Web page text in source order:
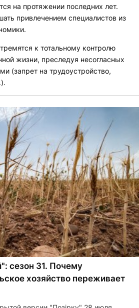
на протяжении последних лет.
привлечением специалистов из
к тотальному контролю
жизни, преследуя несогласных
(запрет на трудоустройство,
сезон 31. Почему
хозяйство переживает